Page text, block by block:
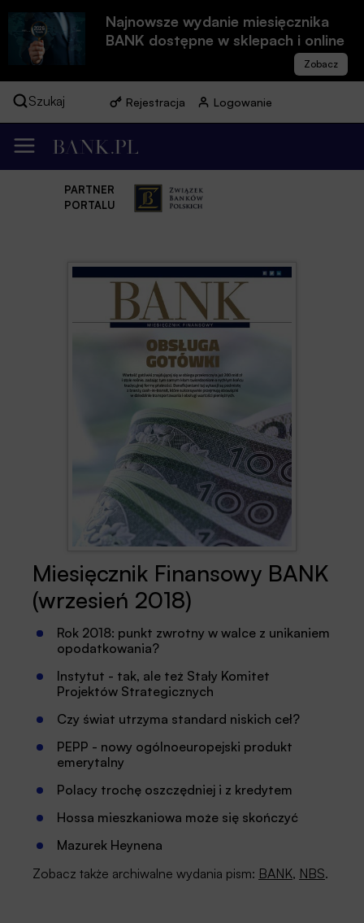
Najnowsze wydanie miesięcznika
BANK dostępne w sklepach i online
Szukaj Rejestracja Logowanie
PARTNER
PORTALU
Miesięcznik Finansowy BANK
(wrzesień 2018)
Rok 2018: punkt zwrotny w walce z unikaniem
opodatkowania?
Instytut - tak, ale też Stały Komitet
Projektów Strategicznych
Czy świat utrzyma standard niskich ceł?
PEPP - nowy ogólnoeuropejski produkt
emerytalny
Polacy trochę oszczędniej i z kredytem
Hossa mieszkaniowa może się skończyć
Mazurek Heynena
Zobacz także archiwalne wydania pism: BANK, NBS.